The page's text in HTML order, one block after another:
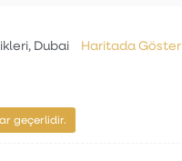
Dubai
Haritada Göster
geçerlidir.